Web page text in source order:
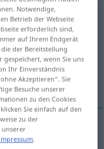
antippen)
za AKK
Notwendige,
Betrieb der Webseite
erforderlich sind,
auf Ihrem Endgerät
der Bereitstellung
wenn Sie uns
Ihr Einverständnis
Akzeptieren“. Sie
Besuche unserer
zu den Cookies
Sie einfach auf den
zu der
unserer
.